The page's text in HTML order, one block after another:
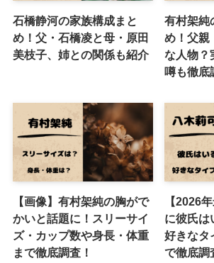
石橋静河の家族構成まと
め！父・石橋凌と母・原田
美枝子、姉との関係も紹介
有村架純
め！父親
な人物？
噂も徹底
【画像】有村架純の胸がで
かいと話題に！スリーサイ
ズ・カップ数や身長・体重
まで徹底調査！
【2026
に彼氏は
好きなタ
で徹底調